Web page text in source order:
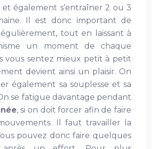
également s’entraîner 2 ou 3
Il est donc important de
tout en laissant à
un moment de chaque
vous sentez mieux petit à petit
devient ainsi un plaisir. On
également sa souplesse et sa
se fatigue davantage pendant
, si on doit forcer afin de faire
Il faut travailler la
pouvez donc faire quelques